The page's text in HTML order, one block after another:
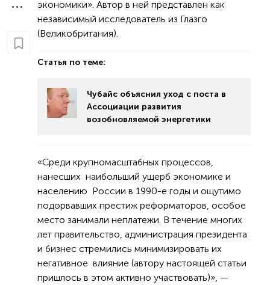
экономики». Автор в ней представлен как
независимый исследователь из Глазго
(Великобритания).
Статья по теме:
Чубайс объяснил уход с поста в
Ассоциации развития
возобновляемой энергетики
«Среди крупномасштабных процессов,
нанесших наибольший ущерб экономике и
населению России в 1990-е годы и ощутимо
подорвавших престиж реформаторов, особое
место занимали неплатежи. В течение многих
лет правительство, администрация президента
и бизнес стремились минимизировать их
негативное влияние (автору настоящей статьи
пришлось в этом активно участвовать)», —